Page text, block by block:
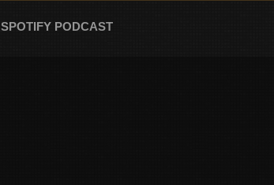
SPOTIFY PODCAST